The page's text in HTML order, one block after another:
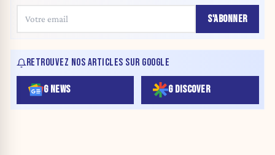
S'ABONNER
RETROUVEZ NOS ARTICLES SUR GOOGLE
G NEWS G DISCOVER